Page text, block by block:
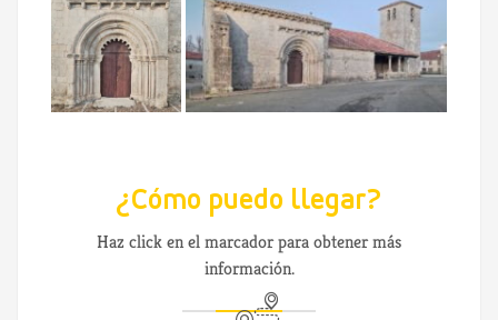
¿Cómo puedo llegar?
Haz click en el marcador para obtener más
información.